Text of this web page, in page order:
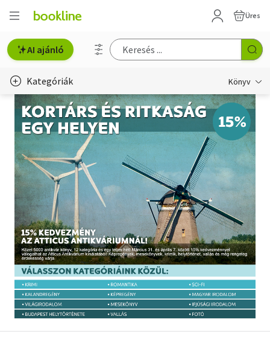
Üres
AI ajánló
Kategóriák Könyv
Életmód, egészség
Erotika
Gyermek- és ifjúsági
Hobbi, szabadidő
Irodalom
Művészet
Szakkönyv
Szótár, nyelvkönyv
Tankönyv, segédkönyv